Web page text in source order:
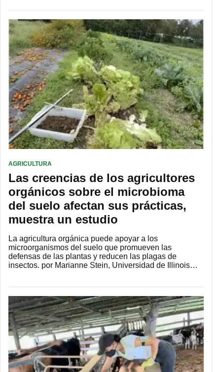
AGRICULTURA
Las creencias de los agricultores
orgánicos sobre el microbioma
del suelo afectan sus prácticas,
muestra un estudio
La agricultura orgánica puede apoyar a los
microorganismos del suelo que promueven las
defensas de las plantas y reducen las plagas de
insectos. por Marianne Stein, Universidad de Illinois…